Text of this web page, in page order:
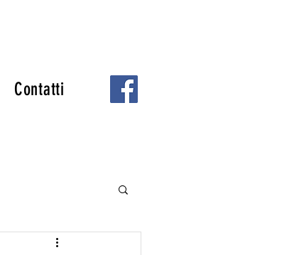
Contatti